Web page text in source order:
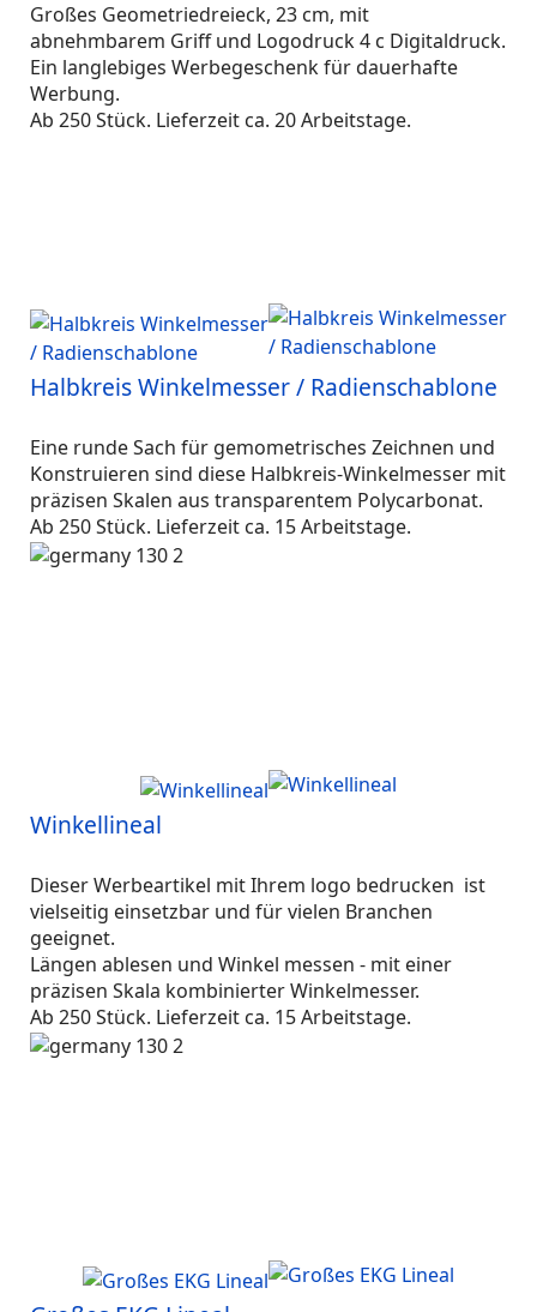
Großes Geometriedreieck, 23 cm, mit
abnehmbarem Griff und Logodruck 4 c Digitaldruck.
Ein langlebiges Werbegeschenk für dauerhafte
Werbung.
Ab 250 Stück. Lieferzeit ca. 20 Arbeitstage.
Halbkreis Winkelmesser / Radienschablone
Eine runde Sach für gemometrisches Zeichnen und
Konstruieren sind diese Halbkreis-Winkelmesser mit
präzisen Skalen aus transparentem Polycarbonat.
Ab 250 Stück. Lieferzeit ca. 15 Arbeitstage.
Winkellineal
Dieser Werbeartikel mit Ihrem logo bedrucken ist
vielseitig einsetzbar und für vielen Branchen
geeignet.
Längen ablesen und Winkel messen - mit einer
präzisen Skala kombinierter Winkelmesser.
Ab 250 Stück. Lieferzeit ca. 15 Arbeitstage.